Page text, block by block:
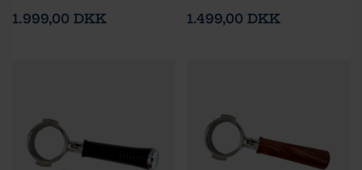
1.999,00 DKK 1.499,00 DKK